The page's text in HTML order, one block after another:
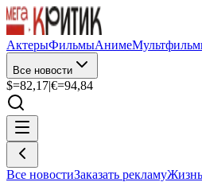
АктерыФильмыАниме
Все новости
$=82,17|€=94,84
Все новостиЗаказать рекламуЖизнь